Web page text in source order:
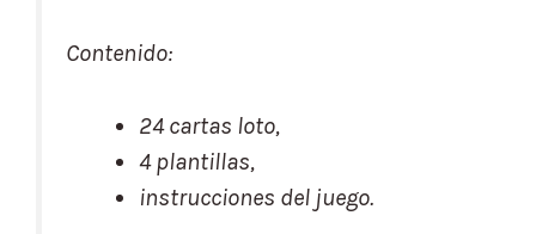
Contenido:
24 cartas loto,
4 plantillas,
instrucciones del juego.